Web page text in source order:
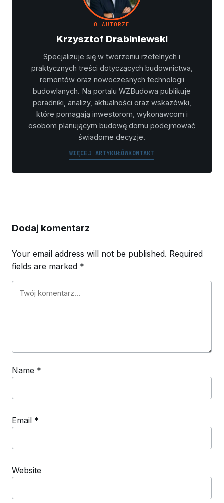
O AUTORZE
Krzysztof Drabiniewski
Specjalizuje się w tworzeniu rzetelnych i
praktycznych treści dotyczących budownictwa,
remontów oraz nowoczesnych technologii
budowlanych. Na portalu WZBudowa publikuje
poradniki, analizy, aktualności oraz wskazówki,
które pomagają inwestorom, wykonawcom i
osobom planującym budowę domu podejmować
świadome decyzje.
WIĘCEJ ARTYKUŁÓWKONTAKT
Dodaj komentarz
Your email address will not be published. Required
fields are marked *
Name *
Email *
Website